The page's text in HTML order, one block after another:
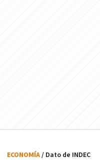
ECONOMÍA/ Dato de INDEC